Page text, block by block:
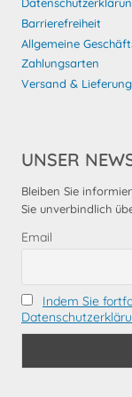
Barrierefreiheit
Allgemeine
Zahlungsarten
Versand & Lieferung
UNSER
Bleiben Sie
Sie unverbindlich
Email
Indem Sie